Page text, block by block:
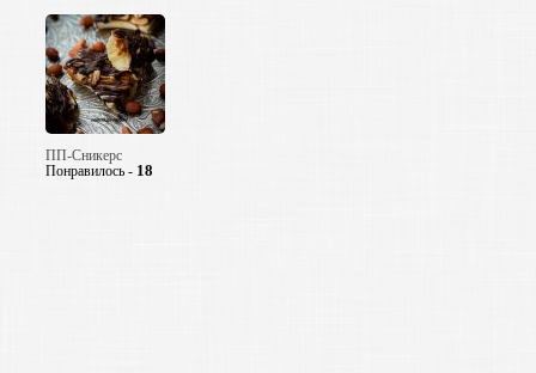
ПП-Сникерс
Понравилось - 18